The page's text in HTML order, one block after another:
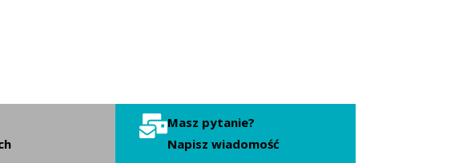
Masz pytanie?
Napisz wiadomość